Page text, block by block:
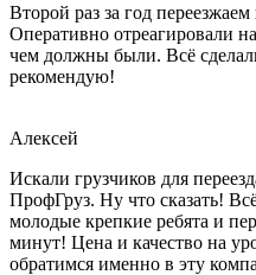
Второй раз за год
Оперативно отреагировали
чем должны были. Всё
рекомендую!
Алексей
Искали грузчиков для
ПрофГруз. Ну что сказать!
молодые крепкие ребята и
минут! Цена и качество на
обратимся именно в эту